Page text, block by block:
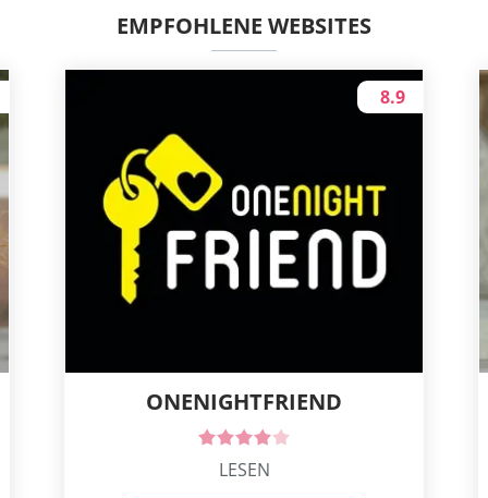
EMPFOHLENE WEBSITES
ONENIGHTFRIEND
8.9
LESEN